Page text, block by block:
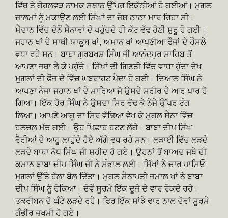
ਵਿੱਥ ਤੇ ਗੋਹਲਵੜ ਨਾਮਕ ਸਥਾਨ ਉੱਪਰ ਇਕੱਠੀਆਂ ਹੋ ਗਈਆਂ। ਮੁਗਲ
ਜਾਲਮਾਂ ਨੂੰ ਮਕਾਉਣ ਲਈ ਸਿੰਘਾਂ ਦਾ ਜੋਸ਼ ਠਾਠਾ ਮਾਰ ਰਿਹਾ ਸੀ।
ਮੈਦਾਨ ਵਿੱਚ ਦੋਨੋਂ ਸੈਨਾਵਾਂ ਦੇ ਪਹੁੰਚਦੇ ਹੀ ਕੱਟ ਵੱਢ ਹੋਣੀ ਸ਼ੁਰੂ ਹੋ ਗਈ।
ਜਹਾਨ ਖਾਂ ਦੇ ਸਾਥੀ ਯਾਕੂਬ ਖਾਂ, ਅਮਾਨ ਖਾਂ ਆਪਣੀਆ ਫੌਜਾਂ ਦੇ ਹੌਸਲੇ
ਵਧਾ ਰਹੇ ਸਨ। ਬਾਬਾ ਗੁਰਬਖਸ਼ ਸਿੰਘ ਜੀ ਆਨੰਦਪੁਰ ਸਾਹਿਬ ਤੋਂ
ਆਪਣਾ ਜਥਾ ਲੈ ਕੇ ਪਹੁੰਚੇ। ਸਿੱਖਾਂ ਦੀ ਗਿਣਤੀ ਵਿੱਚ ਵਾਧਾ ਹੁੰਦਾ ਦੇਖ
ਮੁਗਲਾਂ ਦੀ ਫੌਜ ਦੇ ਵਿੱਚ ਘਬਰਾਹਟ ਪੈਦਾ ਹੋ ਗਈ। ਦਿਆਲ ਸਿੰਘ ਨੇ
ਆਪਣਾ ਨੇਜਾ ਜਹਾਨ ਖਾਂ ਦੇ ਮਾਰਿਆ ਜੋ ਉਸਦੇ ਸਰੀਰ ਦੇ ਆਰ ਪਾਰ ਹੋ
ਗਿਆ। ਇੱਕ ਹੋਰ ਸਿੰਘ ਨੇ ਉਸਦਾ ਸਿਰ ਵੱਢ ਕੇ ਨੇਜੇ ਉੱਪਰ ਟੰਗ
ਲਿਆ। ਆਪਣੇ ਆਗੂ ਦਾ ਸਿਰ ਵੱਢਿਆ ਵੇਖ ਕੇ ਮੁਗਲ ਸੈਨਾ ਵਿੱਚ
ਹਲਚਲ ਮੱਚ ਗਈ। ਉਹ ਪਿਛਾਹ ਹਟਣ ਲੱਗੇ। ਬਾਬਾ ਦੀਪ ਸਿੰਘ
ਵੈਰੀਆਂ ਦੇ ਆਹੂ ਲਾਹੁੰਦੇ ਹੋਏ ਅੱਗੇ ਵਧ ਰਹੇ ਸਨ। ਲੜਾਈ ਵਿੱਚ ਲੜਦੇ
ਲੜਦੇ ਬਾਬਾ ਨੋਧ ਸਿੰਘ ਜੀ ਸ਼ਹੀਦ ਹੋ ਗਏ। ਉਹਨਾਂ ਤੋਂ ਬਾਅਦ ਜਥੇ ਦੀ
ਕਮਾਨ ਬਾਬਾ ਦੀਪ ਸਿੰਘ ਜੀ ਨੇ ਸੰਭਾਲ ਲਈ। ਸਿੱਖਾਂ ਨੇ ਚਾਰ ਪਾਸਿਓ
ਮੁਗਲਾਂ ਉੱਤੇ ਹੱਲਾ ਬੋਲ ਦਿੱਤਾ। ਮੁਗਲ ਸੈਨਾਪਤੀ ਜਮਾਲ ਖਾਂ ਨੇ ਬਾਬਾ
ਦੀਪ ਸਿੰਘ ਨੂੰ ਰੋਕਿਆ। ਦੋਵੇਂ ਸੂਰਮੇ ਇੱਕ ਦੂਜੇ ਦੇ ਵਾਰ ਰੋਕਦੇ ਰਹੇ।
ਤਕਰੀਬਨ ਦੋ ਘੰਟੇ ਲੜਦੇ ਰਹੇ। ਫਿਰ ਇੱਕ ਸਾਂਝੇ ਵਾਰ ਨਾਲ ਦੋਵਾਂ ਸੂਰਮੇ
ਗੰਭੀਰ ਜ਼ਖਮੀ ਹੋ ਗਏ।